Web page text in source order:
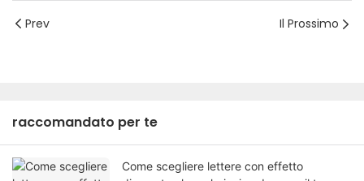
Prev Il Prossimo
raccomandato per te
Come scegliere lettere con effetto